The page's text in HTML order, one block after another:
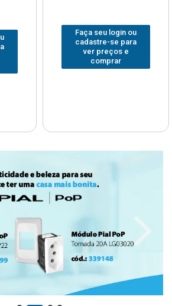
Faça seu login ou
cadastre-se para
ver preços e
comprar